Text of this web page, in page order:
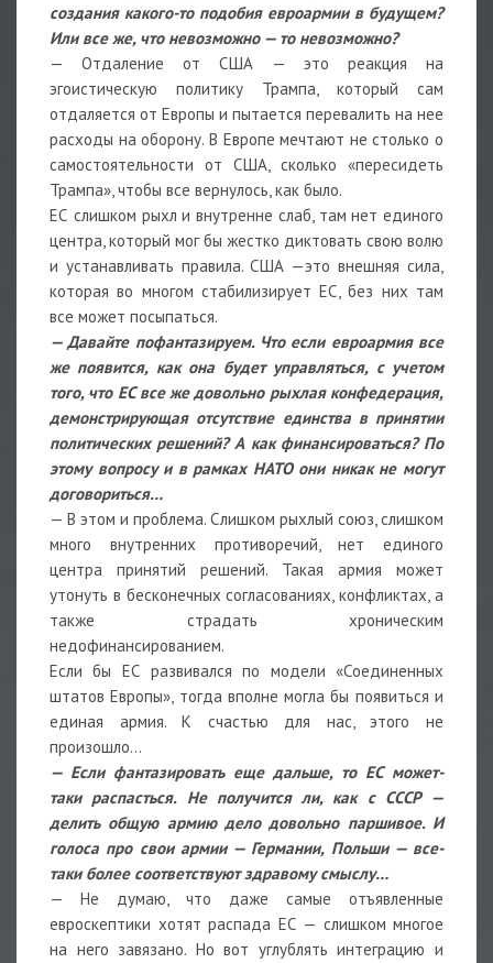
создания какого-то подобия евроармии в будущем?
Или все же, что невозможно — то невозможно?
— Отдаление от США — это реакция на
эгоистическую политику Трампа, который сам
отдаляется от Европы и пытается перевалить на нее
расходы на оборону. В Европе мечтают не столько о
самостоятельности от США, сколько «пересидеть
Трампа», чтобы все вернулось, как было.
ЕС слишком рыхл и внутренне слаб, там нет единого
центра, который мог бы жестко диктовать свою волю
и устанавливать правила. США —это внешняя сила,
которая во многом стабилизирует ЕС, без них там
все может посыпаться.
— Давайте пофантазируем. Что если евроармия все
же появится, как она будет управляться, с учетом
того, что ЕС все же довольно рыхлая конфедерация,
демонстрирующая отсутствие единства в принятии
политических решений? А как финансироваться? По
этому вопросу и в рамках НАТО они никак не могут
договориться…
— В этом и проблема. Слишком рыхлый союз, слишком
много внутренних противоречий, нет единого
центра принятий решений. Такая армия может
утонуть в бесконечных согласованиях, конфликтах, а
также страдать хроническим
недофинансированием.
Если бы ЕС развивался по модели «Соединенных
штатов Европы», тогда вполне могла бы появиться и
единая армия. К счастью для нас, этого не
произошло…
— Если фантазировать еще дальше, то ЕС может-
таки распасться. Не получится ли, как с СССР —
делить общую армию дело довольно паршивое. И
голоса про свои армии — Германии, Польши — все-
таки более соответствуют здравому смыслу…
— Не думаю, что даже самые отъявленные
евроскептики хотят распада ЕС — слишком многое
на него завязано. Но вот углублять интеграцию и